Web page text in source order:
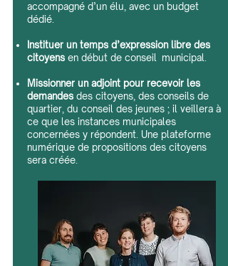
accompagné d’un élu, avec un budget
dédié.
Instituer un temps d’expression libre des
citoyensen début de conseil municipal.
Missionner un adjoint pour recevoir les
demandesdes citoyens, des conseils de
quartier, du conseil des jeunes ; il veillera à
ce que les instances municipales
concernées y répondent. Une plateforme
numérique de propositions des citoyens
sera créée.